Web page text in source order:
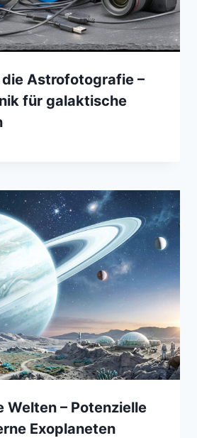
Astrofotografie –
für galaktische
Welten – Potenzielle
Exoplaneten